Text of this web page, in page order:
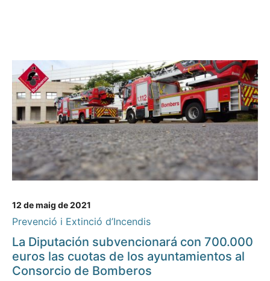
12 de maig de 2021
Prevenció i Extinció d’Incendis
La Diputación subvencionará con 700.000
euros las cuotas de los ayuntamientos al
Consorcio de Bomberos